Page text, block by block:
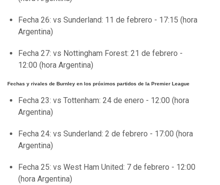
Fecha 26: vs Sunderland: 11 de febrero - 17:15 (hora
Argentina)
Fecha 27: vs Nottingham Forest: 21 de febrero -
12:00 (hora Argentina)
Fechas y rivales de Burnley en los próximos partidos de la Premier League
Fecha 23: vs Tottenham: 24 de enero - 12:00 (hora
Argentina)
Fecha 24: vs Sunderland: 2 de febrero - 17:00 (hora
Argentina)
Fecha 25: vs West Ham United: 7 de febrero - 12:00
(hora Argentina)